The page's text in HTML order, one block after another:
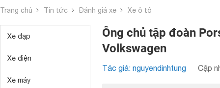
Trang chủ Tin tức Đánh giá xe Xe ô tô
Xe đạp
Xe điện
Xe máy
Ông chủ tập đoàn
Volkswagen
Tác giả: nguyendinhtung Cập